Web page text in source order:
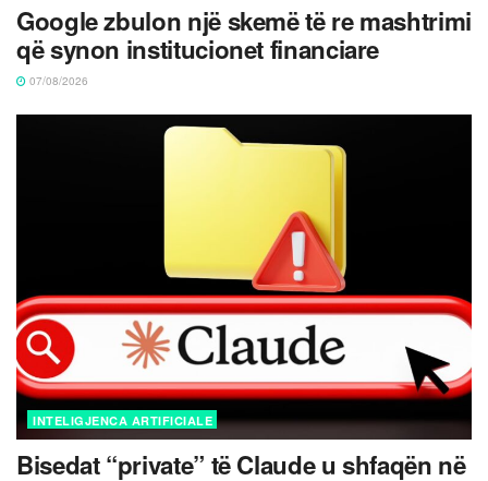
Google zbulon një skemë të re mashtrimi
që synon institucionet financiare
07/08/2026
INTELIGJENCA ARTIFICIALE
Bisedat “private” të Claude u shfaqën në